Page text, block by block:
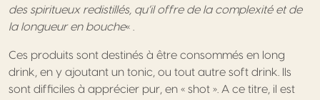
des spiritueux redistillés, qu’il offre de la complexité et de
la longueur en bouche« .
Ces produits sont destinés à être consommés en long
drink, en y ajoutant un tonic, ou tout autre soft drink. Ils
sont difficiles à apprécier pur, en « shot ». A ce titre, il est